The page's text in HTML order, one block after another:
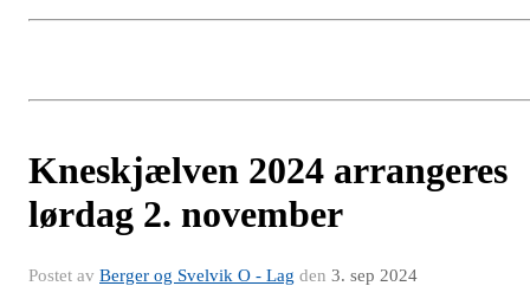
Kneskjælven 2024 arrangeres
lørdag 2. november
Postet av Berger og Svelvik O - Lag den 3. sep 2024